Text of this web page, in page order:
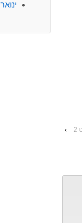
›
ינואר 2016